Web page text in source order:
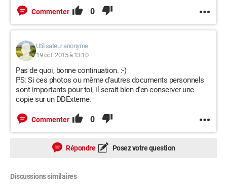
Commenter 0
Utilisateur anonyme
19 oct. 2015 à 13:10
Pas de quoi, bonne continuation. :-)
PS: Si ces photos ou même d'autres documents personnels
sont importants pour toi, il serait bien d'en conserver une
copie sur un DDExterne.
Commenter 0
Répondre Posez votre question
Discussions similaires